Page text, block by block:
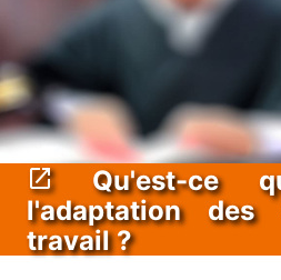
Qu'est-ce
l'adaptation des
travail ?